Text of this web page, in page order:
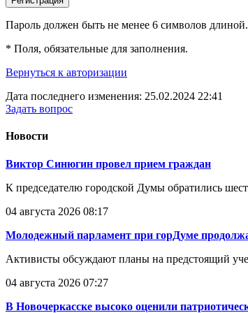
Пароль должен быть не менее 6 символов длиной.
* Поля, обязательные для заполнения.
Вернуться к авторизации
Дата последнего изменения: 25.02.2024 22:41
Задать вопрос
Новости
Виктор Синюгин провел прием граждан
К председателю городской Думы обратились
04 августа 2026 08:17
Молодежный парламент при горДуме
Активисты обсуждают планы на предстоящий
04 августа 2026 07:27
В Новочеркасске высоко оценили